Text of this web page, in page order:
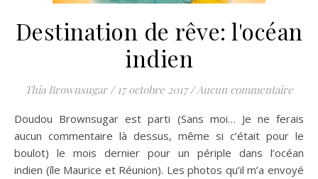
Destination de rêve: l'océan
indien
Thia Brownsugar / 17 octobre 2017 /Aucun commentaire
Doudou Brownsugar est parti (Sans moi… Je ne ferais
aucun commentaire là dessus, même si c’était pour le
boulot) le mois dernier pour un périple dans l’océan
indien (île Maurice et Réunion). Les photos qu’il m’a envoyé